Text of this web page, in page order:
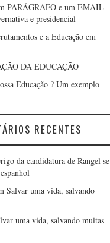
PARÁGRAFO e um EMAIL
e presidencial
e a Educação em
DA EDUCAÇÃO
Educação ? Um exemplo
RECENTES
da candidatura de Rangel se
Salvar uma vida, salvando
uma vida, salvando muitas